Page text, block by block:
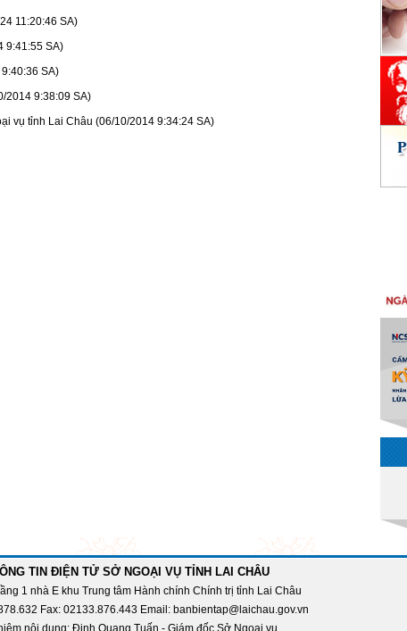
11:20:46 SA)
9:41:55 SA)
SA)
2014 9:38:09 SA)
vụ tỉnh Lai Châu (06/10/2014 9:34:24 SA)
TIN ĐIỆN TỬ SỞ NGOẠI VỤ TỈNH LAI CHÂU
1 nhà E khu Trung tâm Hành chính Chính trị tỉnh Lai Châu
Fax: 02133.876.443 Email: banbientap@laichau.gov.vn
nội dung: Đinh Quang Tuấn - Giám đốc Sở Ngoại vụ